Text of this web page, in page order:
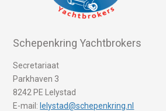
Schepenkring Yachtbrokers
Secretariaat
Parkhaven 3
8242 PE Lelystad
E-mail: lelystad@schepenkring.nl